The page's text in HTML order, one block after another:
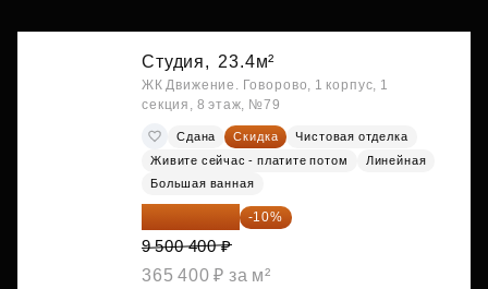
Студия, 23.4м²
ЖК Движение. Говорово, 1 корпус, 1
секция, 8 этаж, №79
Сдана Скидка
Чистовая отделка
Живите сейчас - платите потом
Линейная
Большая ванная
-10%
9 500 400 ₽
365 400 ₽ за м²